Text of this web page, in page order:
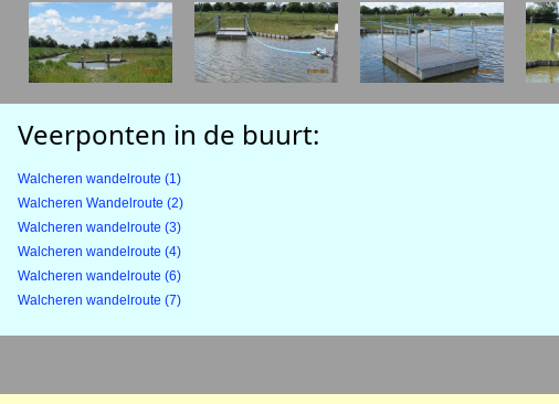
Veerponten in de buurt:
Walcheren wandelroute (1)
Walcheren Wandelroute (2)
Walcheren wandelroute (3)
Walcheren wandelroute (4)
Walcheren wandelroute (6)
Walcheren wandelroute (7)